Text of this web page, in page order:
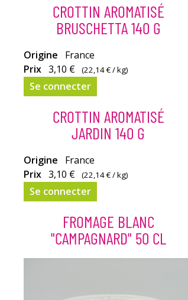
CROTTIN AROMATISÉ
BRUSCHETTA 140 G
Un
fromage
plein
de
couleurs
saveurs.
Origine
France
Prix 3,10 € (22,14 €/ kg)
Se connecter
CROTTIN AROMATISÉ
JARDIN 140 G
Le
Crottin
de
chèvre
Jardin est
fromage
Origine
France
Prix 3,10 € (22,14 €/ kg)
Se connecter
FROMAGE BLANC
"CAMPAGNARD" 50 CL